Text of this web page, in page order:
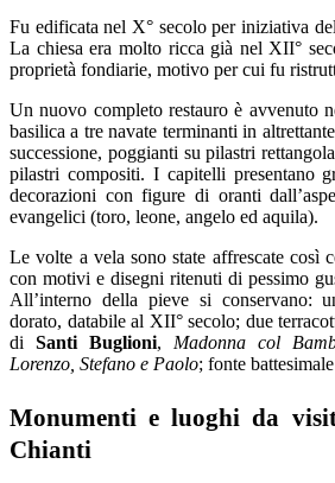
Fu edificata nel X° secolo per iniziativa
La chiesa era molto ricca già nel XII°
proprietà fondiarie, motivo per cui fu
Un nuovo completo restauro è avvenuto
basilica a tre navate terminanti in
successione, poggianti su pilastri
pilastri compositi. I capitelli presentano
decorazioni con figure di oranti
evangelici (toro, leone, angelo ed aquila).
Le volte a vela sono state affrescate così
con motivi e disegni ritenuti di pessimo
All’interno della pieve si conservano:
dorato, databile al XII° secolo; due
di Santi Buglioni, Madonna col
Lorenzo, Stefano e Paolo; fonte
Monumenti e luoghi da
Chianti